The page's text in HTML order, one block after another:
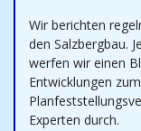
Wir berichten
den Salzbergbau.
werfen wir einen
Entwicklungen
Experten durch.